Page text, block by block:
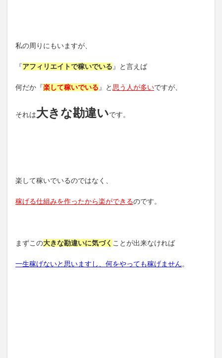
私の周りにもいますが、
『アフィリエイトで稼いでいる』と言えば
何だか『楽して稼いでいる』と思う人が多いですが、
それは大きな勘違いです。
楽して稼いでいるのではなく、
稼げる仕組みを作ったから楽ができるのです。
まずこの大きな勘違いに気づく ことが出来なければ
一生稼げないと思いますし、何をやっても稼げません。